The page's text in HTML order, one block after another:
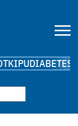
KIPUDIABETES